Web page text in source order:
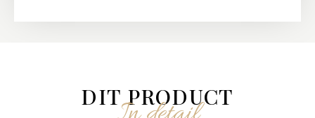
DIT PRODUCT